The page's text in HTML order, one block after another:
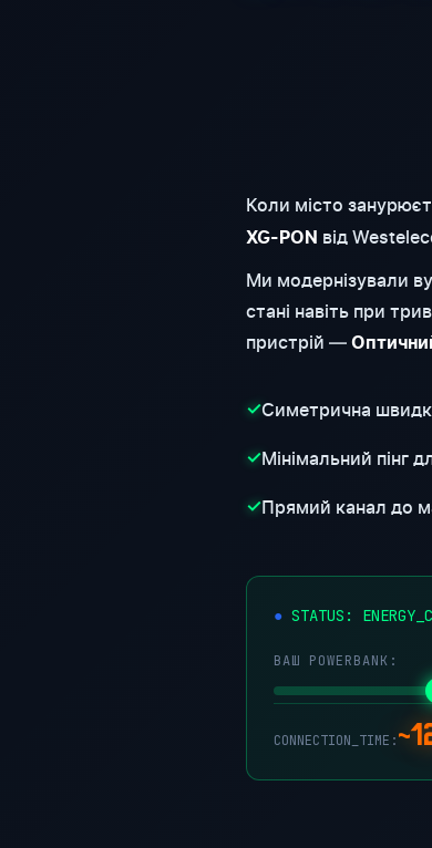
Коли місто
XG-PON від
Ми модернізували
стані навіть при
пристрій —
✓Симетрична
✓Мінімальний пінг
✓Прямий канал до
● STATUS:
ВАШ POWERBANK:
CONNECTION_TIME: